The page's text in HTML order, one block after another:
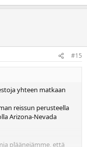
#15
yhteen matkaan
reissun perusteella
Arizona-Nevada
pläänejämme, että